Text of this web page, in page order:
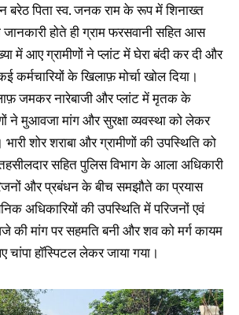
बरेठ पिता स्व. जनक राम के रूप में शिनाख्त
होते ही ग्राम फरसवानी सहित आस
में आए ग्रामीणों ने प्लांट में घेरा बंदी कर दी और
कर्मचारियों के खिलाफ़ मोर्चा खोल दिया।
जमकर नारेबाजी और प्लांट में मृतक के
ने मुआवजा मांग और सुरक्षा व्यवस्था को लेकर
शोर शराबा और ग्रामीणों की उपस्थिति को
सहित पुलिस विभाग के आला अधिकारी
और प्रबंधन के बीच समझौते का प्रयास
अधिकारियों की उपस्थिति में परिजनों एवं
मांग पर सहमति बनी और शव को मर्ग कायम
चांपा हॉस्पिटल लेकर जाया गया।